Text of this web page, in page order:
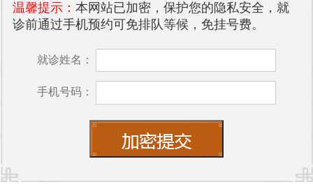
温馨提示： 本网站已加密，保护您的隐私安全，就
诊前通过手机预约可免排队等候，免挂号费。
就诊姓名：
手机号码：